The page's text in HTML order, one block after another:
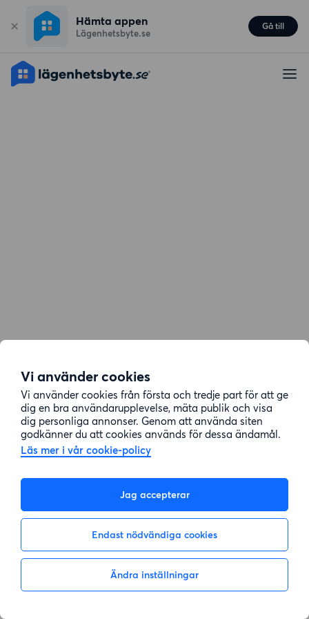
Vi använder cookies
Vi använder cookies från första och tredje part för att ge
dig en bra användarupplevelse, mäta publik och visa
dig personliga annonser. Genom att använda siten
godkänner du att cookies används för dessa ändamål.
Läs mer i vår cookie-policy
Jag accepterar
Endast nödvändiga cookies
Ändra inställningar
Hämta appen
Lägenhetsbyte.se
Gå till